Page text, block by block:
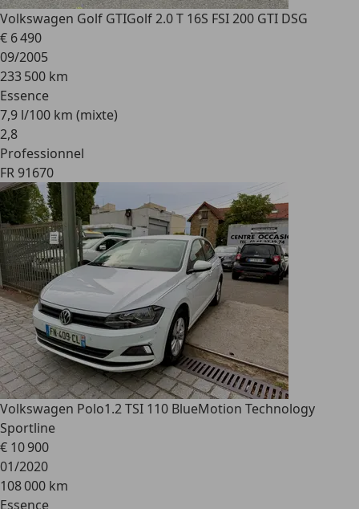
Volkswagen Golf GTIGolf 2.0 T 16S FSI 200 GTI DSG
€ 6 490
09/2005
233 500 km
Essence
7,9 l/100 km (mixte)
2,8
Professionnel
FR 91670
Volkswagen Polo1.2 TSI 110 BlueMotion Technology
Sportline
€ 10 900
01/2020
108 000 km
Essence